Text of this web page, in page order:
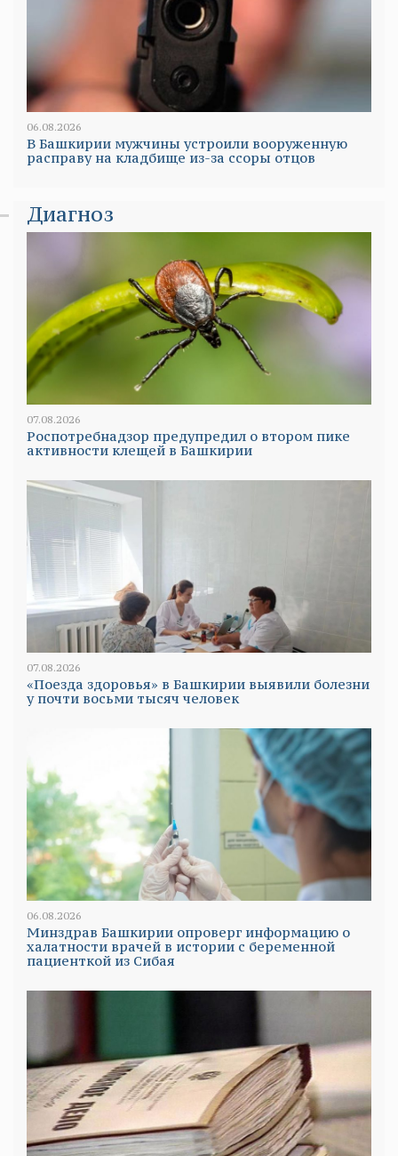
06.08.2026
В Башкирии мужчины устроили вооруженную
расправу на кладбище из-за ссоры отцов
Диагноз
07.08.2026
Роспотребнадзор предупредил о втором пике
активности клещей в Башкирии
07.08.2026
«Поезда здоровья» в Башкирии выявили болезни
у почти восьми тысяч человек
06.08.2026
Минздрав Башкирии опроверг информацию о
халатности врачей в истории с беременной
пациенткой из Сибая